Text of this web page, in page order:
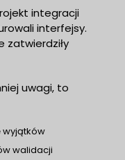
integracji
interfejsy.
zatwierdziły
uwagi, to
wyjątków
walidacji